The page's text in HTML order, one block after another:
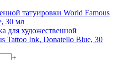
для художественной
Tattoo Ink, Donatello Blue, 30
+